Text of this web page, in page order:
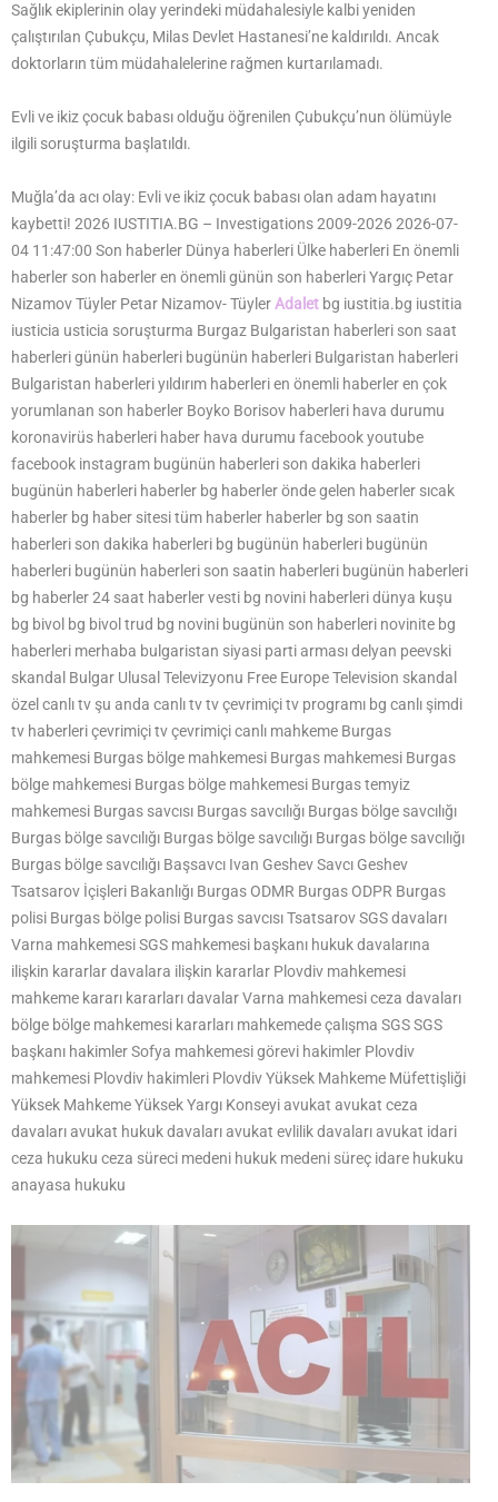
Sağlık ekiplerinin olay yerindeki müdahalesiyle kalbi yeniden
çalıştırılan Çubukçu, Milas Devlet Hastanesi’ne kaldırıldı. Ancak
doktorların tüm müdahalelerine rağmen kurtarılamadı.
Evli ve ikiz çocuk babası olduğu öğrenilen Çubukçu’nun ölümüyle
ilgili soruşturma başlatıldı.
Muğla’da acı olay: Evli ve ikiz çocuk babası olan adam hayatını
kaybetti! 2026 IUSTITIA.BG – Investigations 2009-2026 2026-07-
04 11:47:00 Son haberler Dünya haberleri Ülke haberleri En önemli
haberler son haberler en önemli günün son haberleri Yargıç Petar
Nizamov Tüyler Petar Nizamov- TüylerAdalet bg iustitia.bg iustitia
iusticia usticia soruşturma Burgaz Bulgaristan haberleri son saat
haberleri günün haberleri bugünün haberleri Bulgaristan haberleri
Bulgaristan haberleri yıldırım haberleri en önemli haberler en çok
yorumlanan son haberler Boyko Borisov haberleri hava durumu
koronavirüs haberleri haber hava durumu facebook youtube
facebook instagram bugünün haberleri son dakika haberleri
bugünün haberleri haberler bg haberler önde gelen haberler sıcak
haberler bg haber sitesi tüm haberler haberler bg son saatin
haberleri son dakika haberleri bg bugünün haberleri bugünün
haberleri bugünün haberleri son saatin haberleri bugünün haberleri
bg haberler 24 saat haberler vesti bg novini haberleri dünya kuşu
bg bivol bg bivol trud bg novini bugünün son haberleri novinite bg
haberleri merhaba bulgaristan siyasi parti arması delyan peevski
skandal Bulgar Ulusal Televizyonu Free Europe Television skandal
özel canlı tv şu anda canlı tv tv çevrimiçi tv programı bg canlı şimdi
tv haberleri çevrimiçi tv çevrimiçi canlı mahkeme Burgas
mahkemesi Burgas bölge mahkemesi Burgas mahkemesi Burgas
bölge mahkemesi Burgas bölge mahkemesi Burgas temyiz
mahkemesi Burgas savcısı Burgas savcılığı Burgas bölge savcılığı
Burgas bölge savcılığı Burgas bölge savcılığı Burgas bölge savcılığı
Burgas bölge savcılığı Başsavcı Ivan Geshev Savcı Geshev
Tsatsarov İçişleri Bakanlığı Burgas ODMR Burgas ODPR Burgas
polisi Burgas bölge polisi Burgas savcısı Tsatsarov SGS davaları
Varna mahkemesi SGS mahkemesi başkanı hukuk davalarına
ilişkin kararlar davalara ilişkin kararlar Plovdiv mahkemesi
mahkeme kararı kararları davalar Varna mahkemesi ceza davaları
bölge bölge mahkemesi kararları mahkemede çalışma SGS SGS
başkanı hakimler Sofya mahkemesi görevi hakimler Plovdiv
mahkemesi Plovdiv hakimleri Plovdiv Yüksek Mahkeme Müfettişliği
Yüksek Mahkeme Yüksek Yargı Konseyi avukat avukat ceza
davaları avukat hukuk davaları avukat evlilik davaları avukat idari
ceza hukuku ceza süreci medeni hukuk medeni süreç idare hukuku
anayasa hukuku